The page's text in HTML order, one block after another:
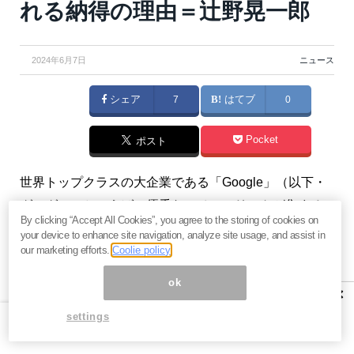
れる納得の理由＝辻野晃一郎
2024年6月7日 ニュース
シェア 7 はてブ 0
ポスト Pocket
世界トップクラスの大企業である「Google」（以下・
グーグル）といえば、優秀なスペシャリストが集まる
企業としても知られています。そんな最強ともいえる
人材を確保しているグーグルではどのような基準で採
ているのでしょうか。今回は、グーグル日本法人元代
表取締役社長の辻野氏が、日本企業が感じる“採用の行
き詰まり”を解決するヒントを語ります。（『 「グーグ
×
By clicking “Accept All Cookies”, you agree to the storing of cookies on
your device to enhance site navigation, analyze site usage, and assist in
our marketing efforts.Coolie policy
ok
settings